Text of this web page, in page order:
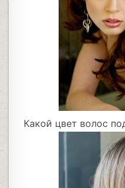
Какой цвет волос